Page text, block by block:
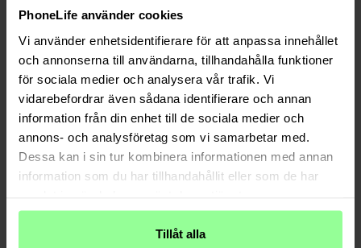
PhoneLife använder cookies
Vi använder enhetsidentifierare för att anpassa innehållet
och annonserna till användarna, tillhandahålla funktioner
för sociala medier och analysera vår trafik. Vi
vidarebefordrar även sådana identifierare och annan
information från din enhet till de sociala medier och
annons- och analysföretag som vi samarbetar med.
Dessa kan i sin tur kombinera informationen med annan
information som du har tillhandahållit eller som de har
Tillåt alla
Holdit -Silikonhülle iPhone Air Mocha
Brown
Holdit - Silikonhülle iPhone Air Taupe